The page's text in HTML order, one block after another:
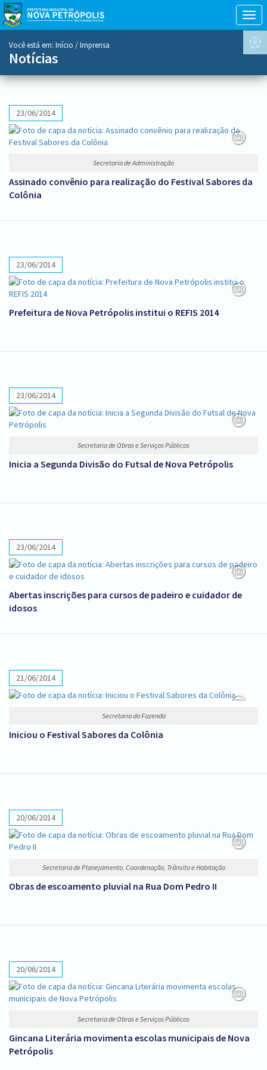
menu
Você está em: Início / Imprensa
Notícias
23/06/2014
Secretaria de Administração
Assinado convênio para realização do Festival Sabores da
Colônia
23/06/2014
Prefeitura de Nova Petrópolis institui o REFIS 2014
23/06/2014
Secretaria de Obras e Serviços Públicos
Inicia a Segunda Divisão do Futsal de Nova Petrópolis
23/06/2014
Abertas inscrições para cursos de padeiro e cuidador de
idosos
21/06/2014
Secretaria da Fazenda
Iniciou o Festival Sabores da Colônia
20/06/2014
Secretaria de Planejamento, Coordenação, Trânsito e Habitação
Obras de escoamento pluvial na Rua Dom Pedro II
20/06/2014
Secretaria de Obras e Serviços Públicos
Gincana Literária movimenta escolas municipais de Nova
Petrópolis